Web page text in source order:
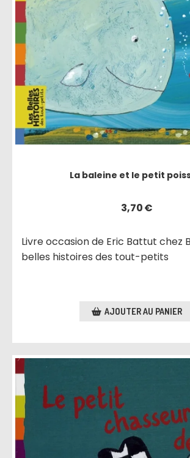
La baleine et le petit
3,70€
Livre occasion de Eric Battut chez
belles histoires des tout-petits
AJOUTER AU PANIER